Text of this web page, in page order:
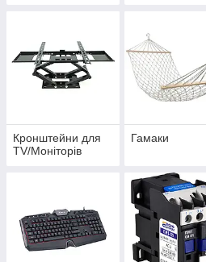
Кронштейни для
TV/Моніторів
Гамаки